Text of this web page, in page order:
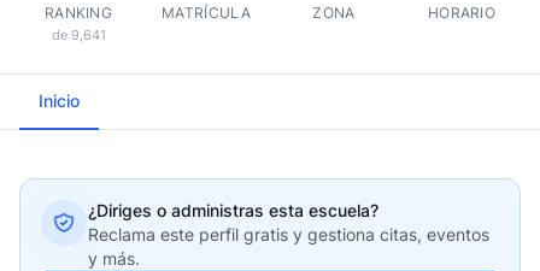
RANKING
de 9,641
MATRÍCULA ZONA HORARIO
Inicio
¿Diriges o administras esta escuela?
Reclama este perfil gratis y gestiona citas, eventos
y más.